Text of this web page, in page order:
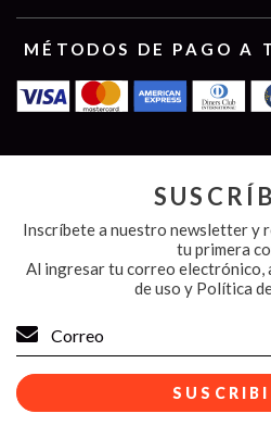
MÉTODOS DE PAGO A
Inscríbete a nuestro newsletter y
tu primera
Al ingresar tu correo electrónico,
de uso y Política